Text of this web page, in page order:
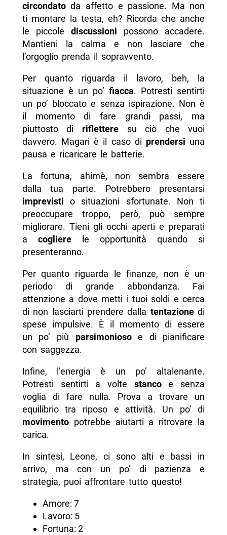
circondatoda affetto e passione. Ma non
ti montare la testa, eh? Ricorda che anche
le piccole discussioni possono accadere.
Mantieni la calma e non lasciare che
l’orgoglio prenda il sopravvento.
Per quanto riguarda il lavoro, beh, la
situazione è un po’fiacca. Potresti sentirti
un po’ bloccato e senza ispirazione. Non è
il momento di fare grandi passi, ma
piuttosto di rifletteresu ciò che vuoi
davvero. Magari è il caso di prendersi una
pausa e ricaricare le batterie.
La fortuna, ahimè, non sembra essere
dalla tua parte. Potrebbero presentarsi
imprevisti o situazioni sfortunate. Non ti
preoccupare troppo, però, può sempre
migliorare. Tieni gli occhi aperti e preparati
a coglierele opportunità quando si
presenteranno.
Per quanto riguarda le finanze, non è un
periodo di grande abbondanza. Fai
attenzione a dove metti i tuoi soldi e cerca
di non lasciarti prendere dalla tentazionedi
spese impulsive. È il momento di essere
un po’ più parsimoniosoe di pianificare
con saggezza.
Infine, l’energia è un po’ altalenante.
Potresti sentirti a volte stancoe senza
voglia di fare nulla. Prova a trovare un
equilibrio tra riposo e attività. Un po’ di
movimentopotrebbe aiutarti a ritrovare la
carica.
In sintesi, Leone, ci sono alti e bassi in
arrivo, ma con un po’ di pazienza e
strategia, puoi affrontare tutto questo!
Amore: 7
Lavoro: 5
Fortuna: 2